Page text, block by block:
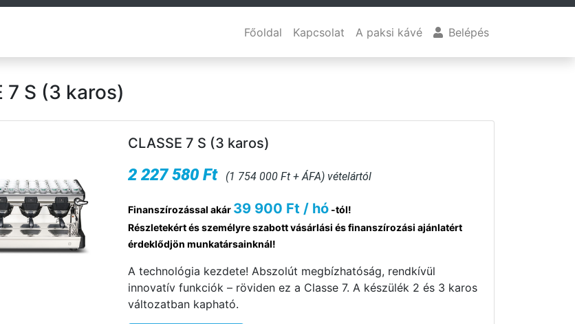
Főoldal Kapcsolat A paksi kávé Belépés
7 S (3 karos)
CLASSE 7 S (3 karos)
2 227 580 Ft (1 754 000 Ft + ÁFA) vételártól
Finanszírozással akár 39 900 Ft / hó-tól!
Részletekért és személyre szabott vásárlási és finanszírozási ajánlatért
érdeklődjön munkatársainknál!
A technológia kezdete! Abszolút megbízhatóság, rendkívül
innovatív funkciók – röviden ez a Classe 7. A készülék 2 és 3 karos
változatban kapható.